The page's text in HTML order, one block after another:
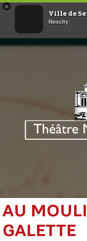
×
Ville de
Neocity
Théâtre
AU
GALETTE